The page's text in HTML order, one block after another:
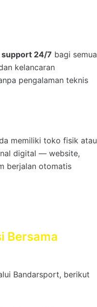
support 24/7 bagi semua
kelancaran
pengalaman teknis
memiliki toko fisik atau
digital — website,
berjalan otomatis
Bersama
Bandarsport, berikut